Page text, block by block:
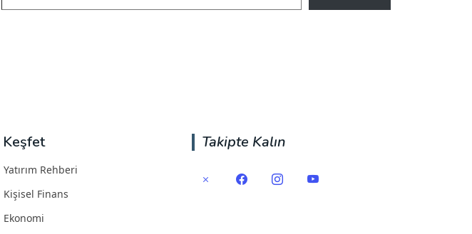
Keşfet
Yatırım Rehberi
Kişisel Finans
Ekonomi
Takipte Kalın